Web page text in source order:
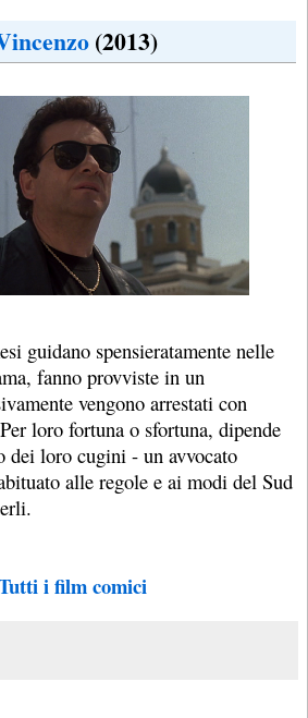
(2013)
guidano spensieratamente nelle
fanno provviste in un
vengono arrestati con
loro fortuna o sfortuna, dipende
dei loro cugini - un avvocato
alle regole e ai modi del Sud
i film comici